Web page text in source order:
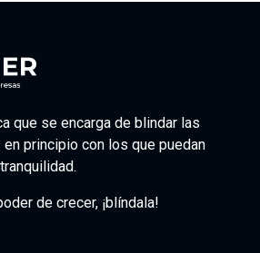
que se encarga de blindar las
principio con los que puedan
de crecer, ¡blíndala!